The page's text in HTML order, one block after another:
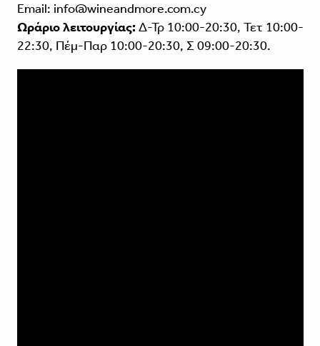
Εmail: info@wineandmore.com.cy
Ωράριο λειτουργίας: Δ-Τρ 10:00-20:30, Τετ 10:00-
22:30, Πέμ-Παρ 10:00-20:30, Σ 09:00-20:30.